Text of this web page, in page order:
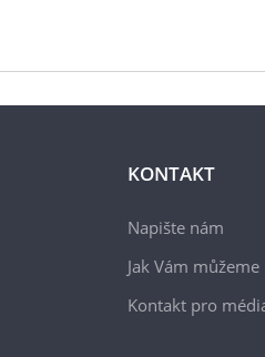
KONTAKT
Napište nám
Jak Vám
Kontakt pro